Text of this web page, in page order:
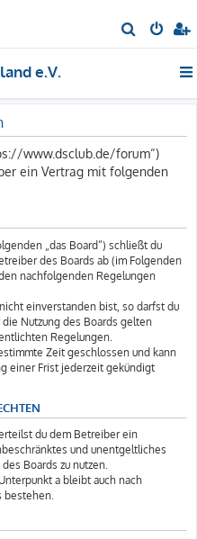
u
e.V.
www.dsclub.de/forum“)
ein Vertrag mit folgenden
„das Board“) schließt du
des Boards ab (im Folgenden
nachfolgenden Regelungen
einverstanden bist, so darfst du
Nutzung des Boards gelten
Regelungen.
Zeit geschlossen und kann
einer Frist jederzeit gekündigt
du dem Betreiber ein
und unentgeltliches
Boards zu nutzen.
a bleibt auch nach
bestehen.